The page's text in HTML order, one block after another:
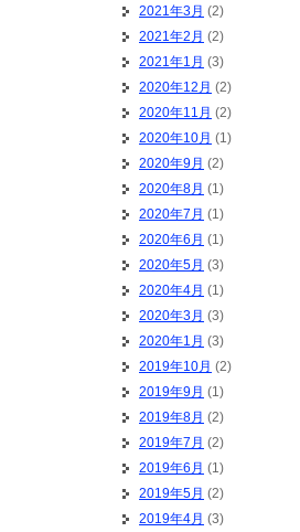
2021年3月 (2)
2021年2月 (2)
2021年1月 (3)
2020年12月 (2)
2020年11月 (2)
2020年10月 (1)
2020年9月 (2)
2020年8月 (1)
2020年7月 (1)
2020年6月 (1)
2020年5月 (3)
2020年4月 (1)
2020年3月 (3)
2020年1月 (3)
2019年10月 (2)
2019年9月 (1)
2019年8月 (2)
2019年7月 (2)
2019年6月 (1)
2019年5月 (2)
2019年4月 (3)